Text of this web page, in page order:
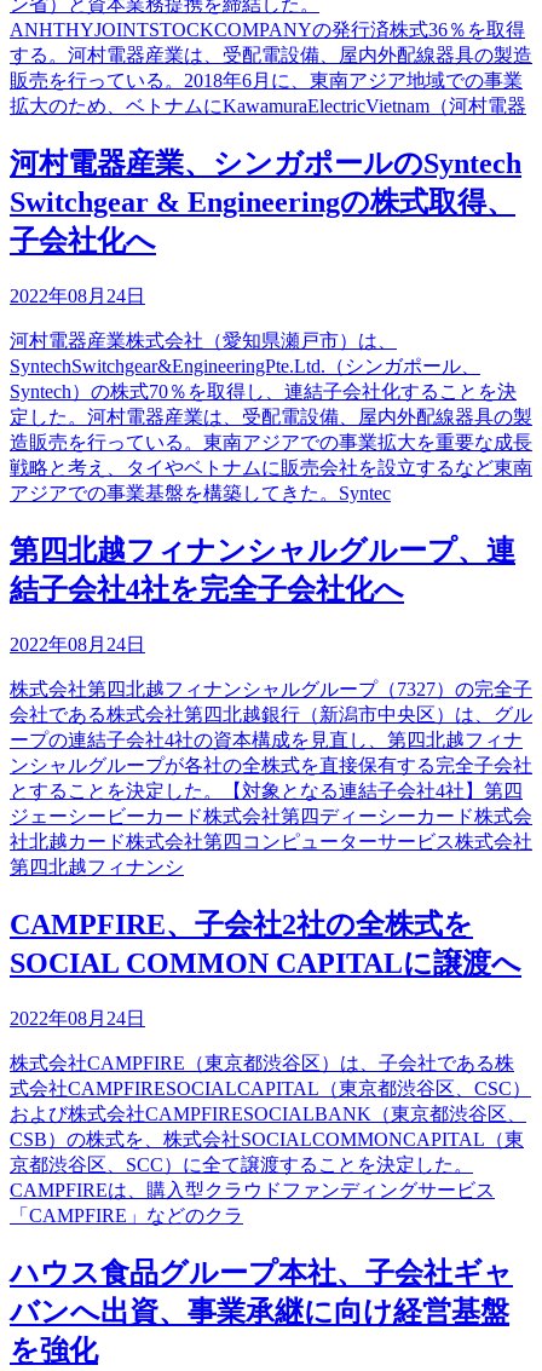
ン省）と資本業務提携を締結した。
ANHTHYJOINTSTOCKCOMPANYの発行済株式36％を取得
する。河村電器産業は、受配電設備、屋内外配線器具の製造
販売を行っている。2018年6月に、東南アジア地域での事業
拡大のため、ベトナムにKawamuraElectricVietnam（河村電器
河村電器産業、シンガポールのSyntech
Switchgear & Engineeringの株式取得、
子会社化へ
2022年08月24日
河村電器産業株式会社（愛知県瀬戸市）は、
SyntechSwitchgear&EngineeringPte.Ltd.（シンガポール、
Syntech）の株式70％を取得し、連結子会社化することを決
定した。河村電器産業は、受配電設備、屋内外配線器具の製
造販売を行っている。東南アジアでの事業拡大を重要な成長
戦略と考え、タイやベトナムに販売会社を設立するなど東南
アジアでの事業基盤を構築してきた。Syntec
第四北越フィナンシャルグループ、連
結子会社4社を完全子会社化へ
2022年08月24日
株式会社第四北越フィナンシャルグループ（7327）の完全子
会社である株式会社第四北越銀行（新潟市中央区）は、グル
ープの連結子会社4社の資本構成を見直し、第四北越フィナ
ンシャルグループが各社の全株式を直接保有する完全子会社
とすることを決定した。【対象となる連結子会社4社】第四
ジェーシービーカード株式会社第四ディーシーカード株式会
社北越カード株式会社第四コンピューターサービス株式会社
第四北越フィナンシ
CAMPFIRE、子会社2社の全株式を
SOCIAL COMMON CAPITALに譲渡へ
2022年08月24日
株式会社CAMPFIRE（東京都渋谷区）は、子会社である株
式会社CAMPFIRESOCIALCAPITAL（東京都渋谷区、CSC）
および株式会社CAMPFIRESOCIALBANK（東京都渋谷区、
CSB）の株式を、株式会社SOCIALCOMMONCAPITAL（東
京都渋谷区、SCC）に全て譲渡することを決定した。
CAMPFIREは、購入型クラウドファンディングサービス
「CAMPFIRE」などのクラ
ハウス食品グループ本社、子会社ギャ
バンへ出資、事業承継に向け経営基盤
を強化